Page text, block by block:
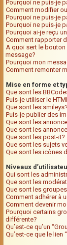
Pourquoi ne puis-je
Comment modifier
Pourquoi ne puis-je
Pourquoi ne puis-je
Pourquoi ai-je reçu
Comment rapporter
A quoi sert le bouton
message?
Pourquoi mon
Comment remonter
Mise en forme et
Que sont les
Puis-je utiliser le
Que sont les smileys?
Puis-je publier des
Que sont les
Que sont les
Que sont les post-it?
Que sont les sujets
Que sont les icônes
Niveaux
Qui sont les
Que sont les
Que sont les
Comment adhérer à
Comment devenir
Pourquoi certains
différente?
Qu’est-ce qu’un
Qu’est-ce que le lien